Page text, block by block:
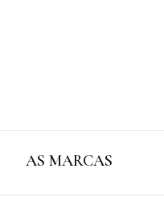
AS MARCAS